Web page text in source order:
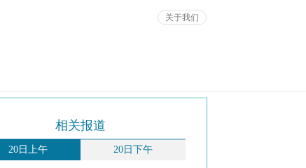
关于我们
相关报道
20日上午 20日下午